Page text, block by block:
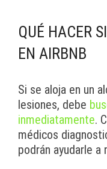
QUÉ HACER
EN AIRBNB
Si se aloja en un
lesiones, debe
inmediatamente.
médicos
podrán ayudarle a